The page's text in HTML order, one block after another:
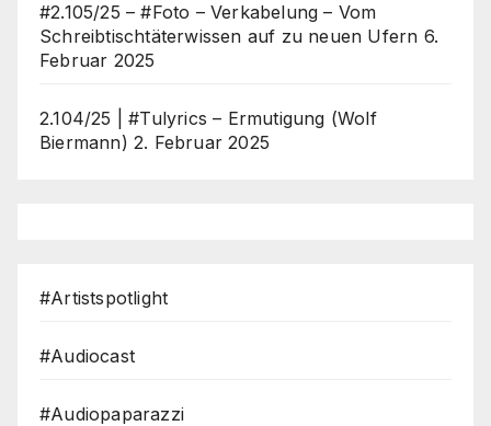
#2.105/25 – #Foto – Verkabelung – Vom
Schreibtischtäterwissen auf zu neuen Ufern 6.
Februar 2025
2.104/25 | #Tulyrics – Ermutigung (Wolf
Biermann) 2. Februar 2025
#Artistspotlight
#Audiocast
#Audiopaparazzi